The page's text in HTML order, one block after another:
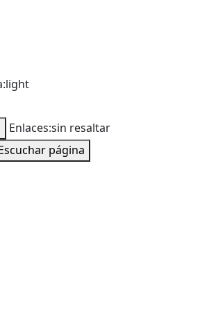
Enlaces:sin resaltar
página